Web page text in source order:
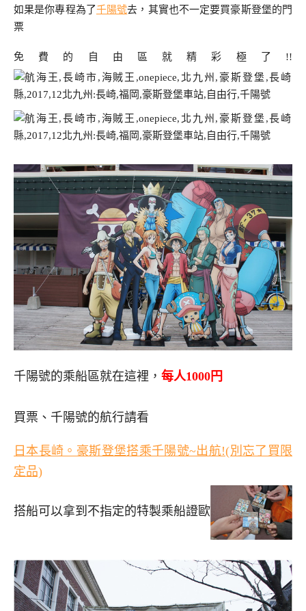
如果是你專程為了千陽號去，其實也不一定要買豪斯登堡的門
票
免費的自由區就精彩極了!!
千陽號的乘船區就在這裡， 每人1000円
買票、千陽號的航行請看
日本長崎。豪斯登堡搭乘千陽號~出航!(別忘了買限
定品)
搭船可以拿到不指定的特製乘船證歐